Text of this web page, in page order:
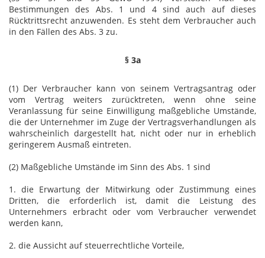
Bestimmungen des Abs. 1 und 4 sind auch auf dieses
Rücktrittsrecht anzuwenden. Es steht dem Verbraucher auch
in den Fällen des Abs. 3 zu.
§ 3a
(1) Der Verbraucher kann von seinem Vertragsantrag oder
vom Vertrag weiters zurücktreten, wenn ohne seine
Veranlassung für seine Einwilligung maßgebliche Umstände,
die der Unternehmer im Zuge der Vertragsverhandlungen als
wahrscheinlich dargestellt hat, nicht oder nur in erheblich
geringerem Ausmaß eintreten.
(2) Maßgebliche Umstände im Sinn des Abs. 1 sind
1. die Erwartung der Mitwirkung oder Zustimmung eines
Dritten, die erforderlich ist, damit die Leistung des
Unternehmers erbracht oder vom Verbraucher verwendet
werden kann,
2. die Aussicht auf steuerrechtliche Vorteile,